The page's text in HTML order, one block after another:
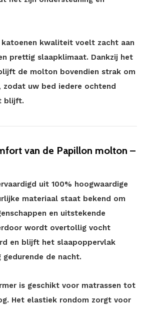
katoenen kwaliteit voelt zacht aan
prettig slaapklimaat. Dankzij het
de molton bovendien strak om
zodat uw bed iedere ochtend
blijft.
van de Papillon molton –
uit 100% hoogwaardige
materiaal staat bekend om
en uitstekende
wordt overtollig vocht
en blijft het slaapoppervlak
gedurende de nacht.
is geschikt voor matrassen tot
Het elastiek rondom zorgt voor